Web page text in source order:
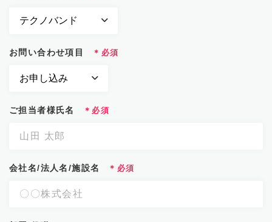
お問い合わせ項目
ご担当者様氏名
会社名/法人名/施設名